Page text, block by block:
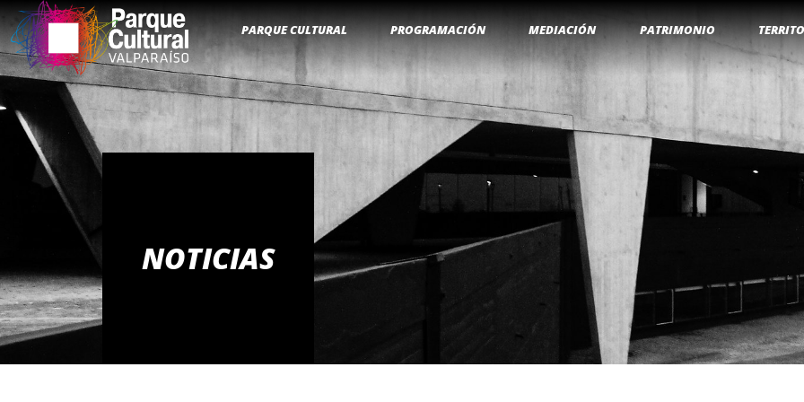
PARQUE CULTURAL PROGRAMACIÓN MEDIACIÓN PATRIMONIO
NOTICIAS